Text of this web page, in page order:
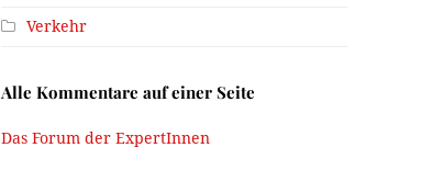
Verkehr
Alle Kommentare auf einer Seite
Das Forum der ExpertInnen